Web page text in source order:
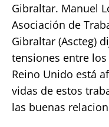
Gibraltar. Manuel
Asociación de
Gibraltar (Ascteg)
tensiones entre
Reino Unido está
vidas de estos
las buenas